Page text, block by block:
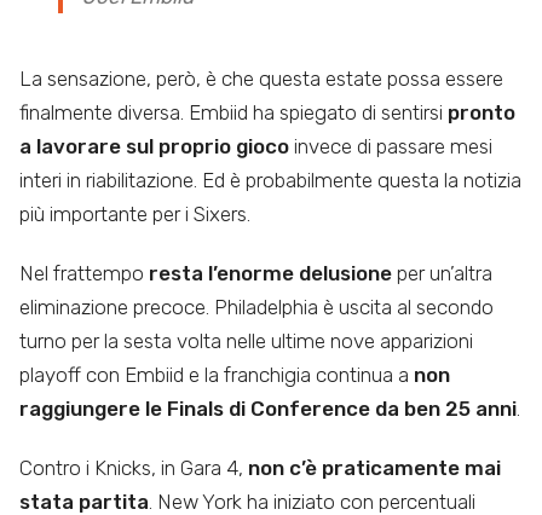
La sensazione, però, è che questa estate possa essere
finalmente diversa. Embiid ha spiegato di sentirsi pronto
a lavorare sul proprio gioco invece di passare mesi
interi in riabilitazione. Ed è probabilmente questa la notizia
più importante per i Sixers.
Nel frattempo resta l’enorme delusione per un’altra
eliminazione precoce. Philadelphia è uscita al secondo
turno per la sesta volta nelle ultime nove apparizioni
playoff con Embiid e la franchigia continua a non
raggiungere le Finals di Conference da ben 25 anni.
Contro i Knicks, in Gara 4, non c’è praticamente mai
stata partita . New York ha iniziato con percentuali